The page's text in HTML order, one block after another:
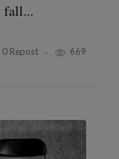
fall...
0 Repost 669